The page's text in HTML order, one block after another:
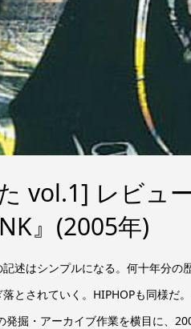
vol.1] レビュ
』(2005年)
述はシンプルになる。何十年分
とされていく。HIPHOPも同様だ
発掘・アーカイブ作業を横目に、